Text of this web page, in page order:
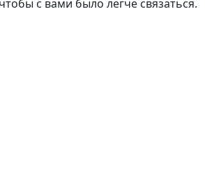
с вами было легче связаться.